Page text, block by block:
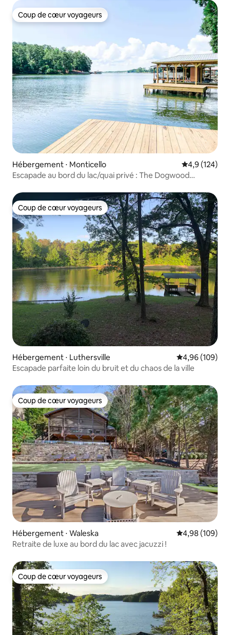
Coup de cœur voyageurs
Coup de cœur voyageurs
Hébergement ⋅ Monticello Évaluation
4,9 (124)
Escapade au bord du lac/quai privé : The Dogwood
Coup de cœur voyageurs
Coup de cœur voyageurs
Hébergement ⋅ Luthersville Évaluation
4,96 (109)
Escapade parfaite loin du bruit et du chaos de la ville
Coup de cœur voyageurs
Coup de cœur voyageurs
Hébergement ⋅ Waleska Évaluation
4,98 (109)
Retraite de luxe au bord du lac avec jacuzzi !
Coup de cœur voyageurs
Coup de cœur voyageurs